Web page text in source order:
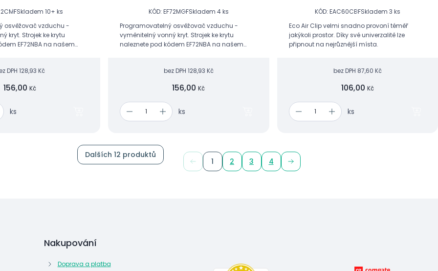
Skladem 10+ ks
osvěžovač vzduchu -
kryt. Strojek ke krytu
EF72NBA na našem
DPH 128,93 Kč
156,00Kč
ks
KÓD: EF72MGFSkladem 4 ks
Programovatelný osvěžovač vzduchu -
vyměnitelný vonný kryt. Strojek ke krytu
naleznete pod kódem EF72NBA na našem
bez DPH 128,93 Kč
156,00Kč
ks
KÓD: EAC60CBFSkladem 3 ks
Eco Air Clip velmi snadno provoní téměř
jakýkoli prostor. Díky své univerzalitě lze
připnout na nejrůznější místa.
bez DPH 87,60 Kč
106,00 Kč
ks
Dalších 12 produktů
1 2 3 4
Nakupování
Doprava a platba